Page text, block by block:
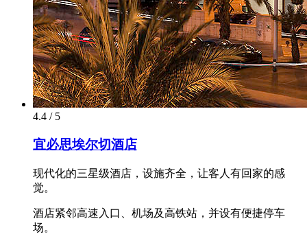
4.4 / 5
宜必思埃尔切酒店
现代化的三星级酒店，设施齐全，让客人有回家的感
觉。
酒店紧邻高速入口、机场及高铁站，并设有便捷停车
场。